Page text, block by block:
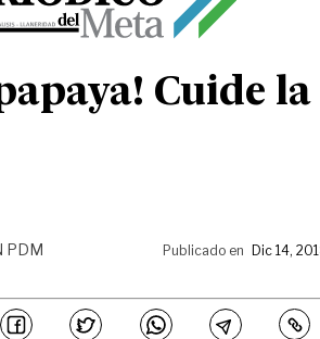
Cuide la
PDM Publicado en Dic 14,